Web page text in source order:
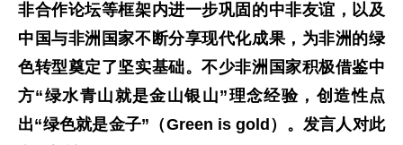
非合作论坛等框架内进一步巩固的中非友谊，以及
中国与非洲国家不断分享现代化成果，为非洲的绿
色转型奠定了坚实基础。不少非洲国家积极借鉴中
方“绿水青山就是金山银山”理念经验，创造性点
出“绿色就是金子”（Green is gold）。发言人对此